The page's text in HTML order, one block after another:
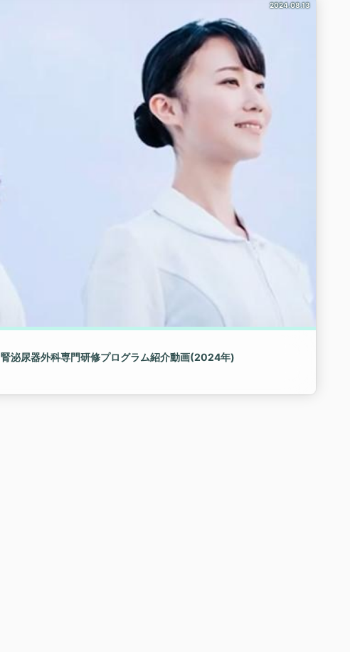
2024.08.13
東京都立駒込病院(東京都) 腎泌尿器外科専門研修プログラム紹介動画(2024年)